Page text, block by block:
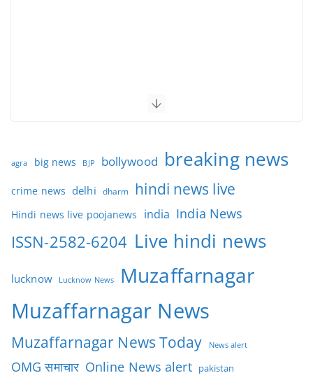
agra big news BJP bollywood breaking news
crime news delhi dharm hindi news live
Hindi news live poojanews india India News
ISSN-2582-6204 Live hindi news
lucknow Lucknow News Muzaffarnagar
Muzaffarnagar News
Muzaffarnagar News Today News alert
OMG समाचार Online News alert pakistan